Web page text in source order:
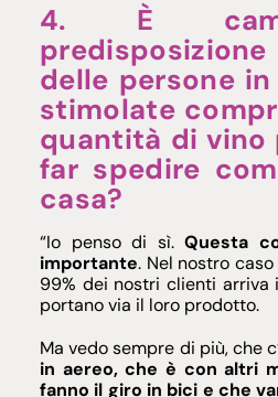
4. È
delle persone
stimolate
quantità di vino
far spedire
casa?
“Io penso di sì. Questa
importante. Nel nostro
99% dei nostri clienti arriva
portano via il loro prodotto.
Ma vedo sempre di più, che
in aereo, che è con altri
fanno il giro in bici e che